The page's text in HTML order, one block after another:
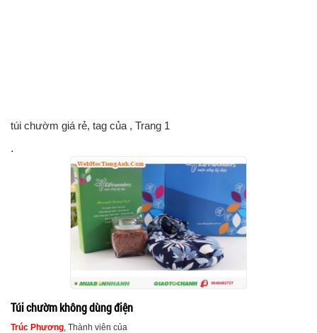
túi chườm giá rẻ, tag của , Trang 1
.
Túi chườm không dùng điện
Trúc Phương , Thành viên của